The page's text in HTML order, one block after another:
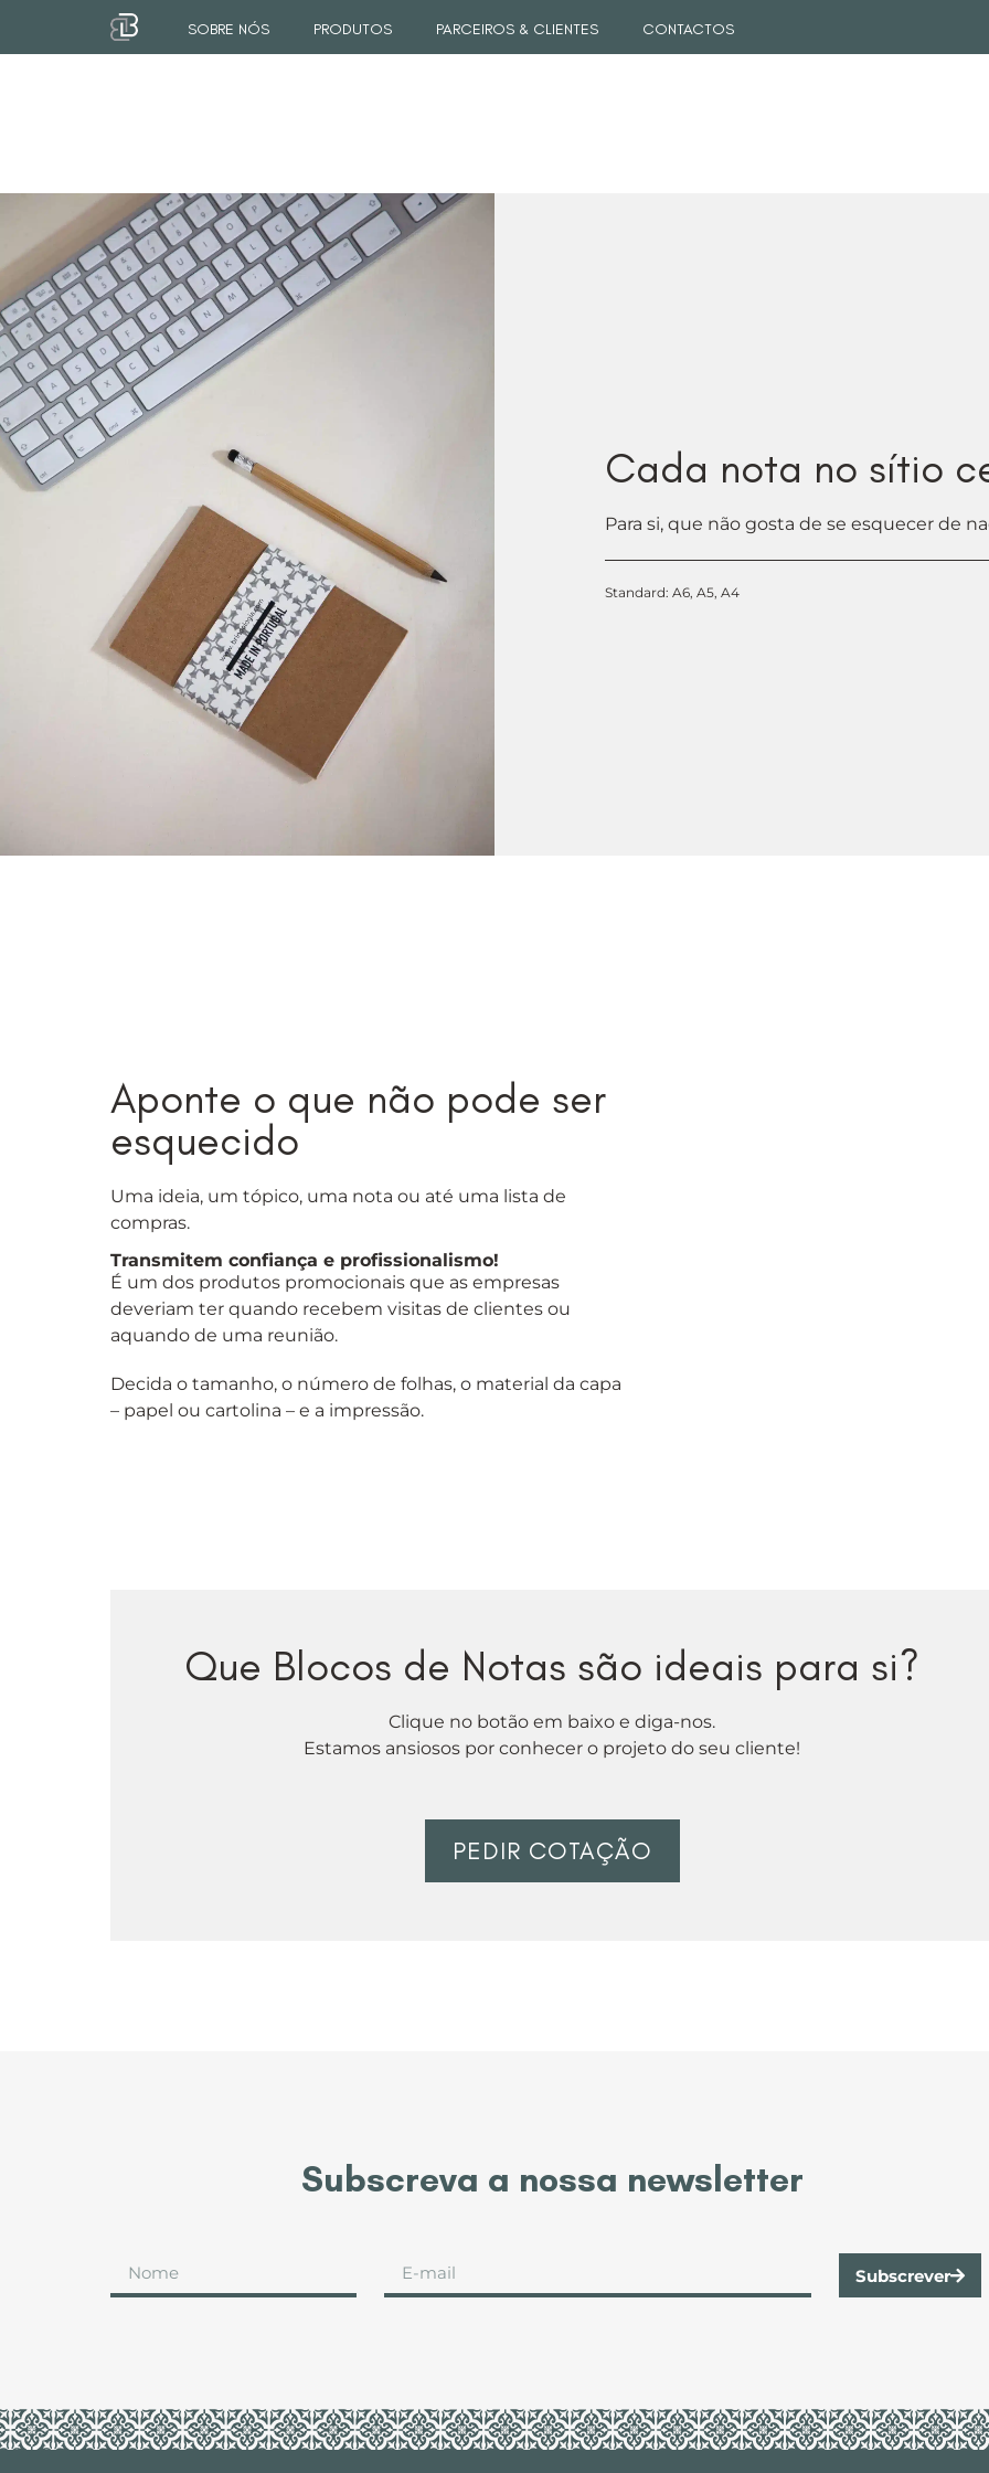
SOBRE NÓS PRODUTOS PARCEIROS & CLIENTES CONTACTOS
Cada nota no sítio
Para si, que não gosta de se esquecer de
Standard: A6, A5, A4
Aponte o que não pode ser
esquecido
Uma ideia, um tópico, uma nota ou até uma lista de
compras.
Transmitem confiança e profissionalismo!
É um dos produtos promocionais que as empresas
deveriam ter quando recebem visitas de clientes ou
aquando de uma reunião.
Decida o tamanho, o número de folhas, o material da capa
– papel ou cartolina – e a impressão.
Que Blocos de Notas são ideais para si?
Clique no botão em baixo e diga-nos.
Estamos ansiosos por conhecer o projeto do seu cliente!
PEDIR COTAÇÃO
Subscreva a nossa newsletter
Subscrever